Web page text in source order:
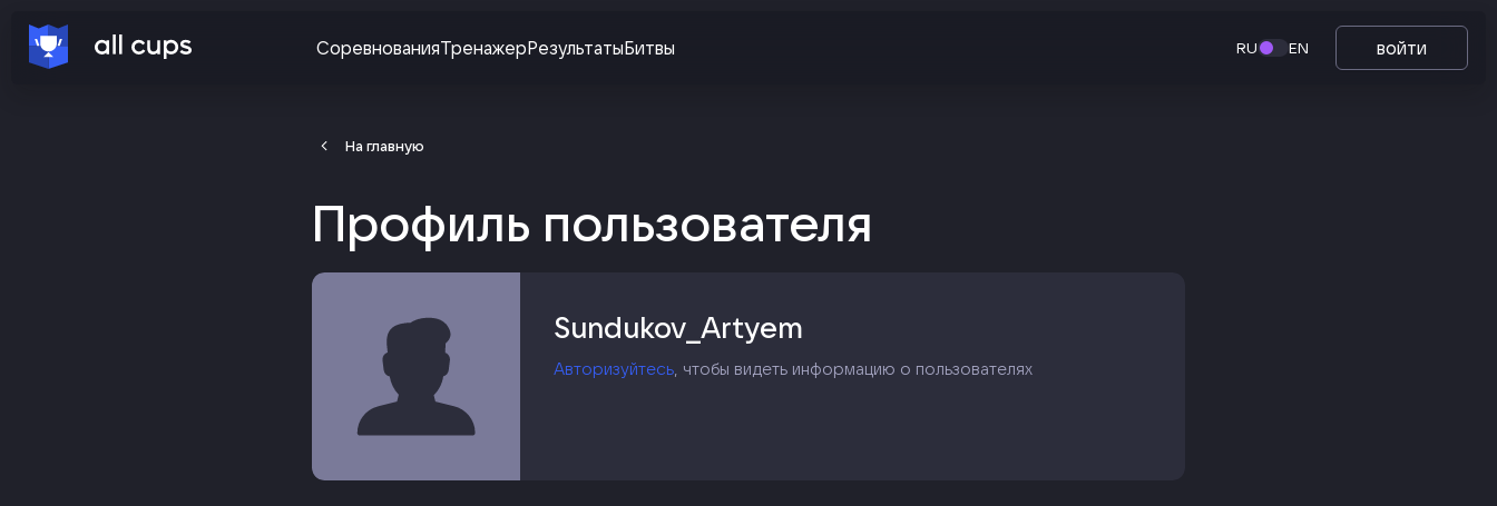
СоревнованияТренажерРезультатыБитвы RU EN войти
На главную
Профиль пользователя
Sundukov_Artyem
Авторизуйтесь, чтобы видеть информацию о пользователях